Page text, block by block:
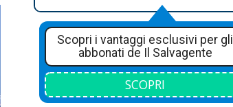
Scopri i vantaggi esclusivi per gli
abbonati de Il Salvagente
SCOPRI